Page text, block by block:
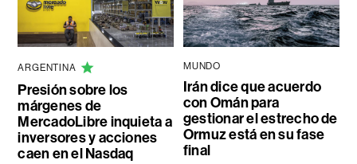
ARGENTINA
Presión sobre los
márgenes de
MercadoLibre inquieta a
inversores y acciones
caen en el Nasdaq
MUNDO
Irán dice que acuerdo
con Omán para
gestionar el estrecho de
Ormuz está en su fase
final